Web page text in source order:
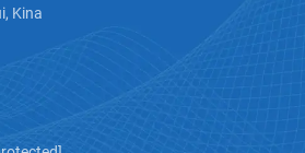
Kina